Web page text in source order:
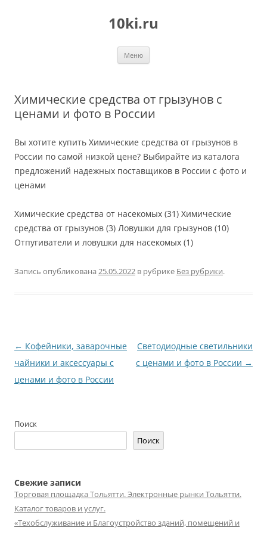
10ki.ru
Меню
Химические средства от грызунов с
ценами и фото в России
Вы хотите купить Химические средства от грызунов в
России по самой низкой цене? Выбирайте из каталога
предложений надежных поставщиков в России с фото и
ценами
Химические средства от насекомых (31) Химические
средства от грызунов (3) Ловушки для грызунов (10)
Отпугиватели и ловушки для насекомых (1)
Запись опубликована 25.05.2022 в рубрике Без рубрики.
Навигация
по
записям
← Кофейники, заварочные
чайники и аксессуары с
ценами и фото в России
Светодиодные светильники
с ценами и фото в России →
Поиск
Поиск
Свежие записи
Торговая площадка Тольятти. Электронные рынки Тольятти.
Каталог товаров и услуг.
«Техобслуживание и Благоустройство зданий, помещений и